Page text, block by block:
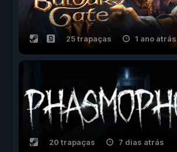
25 trapaças 1 ano atrás
20 trapaças 7 dias atrás